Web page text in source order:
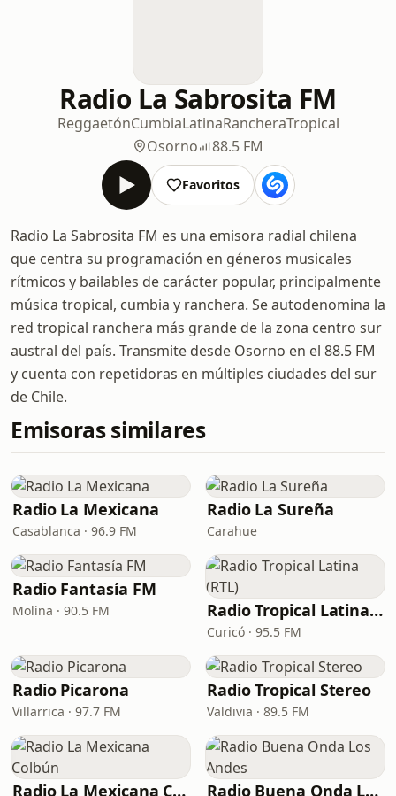
Radio La Sabrosita FM
ReggaetónCumbiaLatinaRancheraTropical
Osorno
88.5 FM
Favoritos
Radio La Sabrosita FM es una emisora radial chilena
que centra su programación en géneros musicales
rítmicos y bailables de carácter popular, principalmente
música tropical, cumbia y ranchera. Se autodenomina la
red tropical ranchera más grande de la zona centro sur
austral del país. Transmite desde Osorno en el 88.5 FM
y cuenta con repetidoras en múltiples ciudades del sur
de Chile.
Emisoras similares
Radio La Mexicana
Casablanca · 96.9 FM
Radio La Sureña
Carahue
Radio Fantasía FM
Molina · 90.5 FM Radio Tropical Latina (RTL)
Curicó · 95.5 FM
Radio Picarona
Villarrica · 97.7 FM
Radio Tropical Stereo
Valdivia · 89.5 FM
Radio La Mexicana Colbún Radio Buena Onda Los Andes